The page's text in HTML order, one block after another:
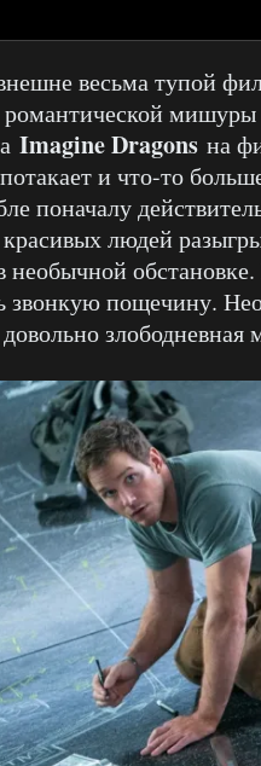
весьма тупой
романтической
Imagine Dragons на
и что-то
поначалу
красивых людей
необычной
звонкую пощечину.
злободневная